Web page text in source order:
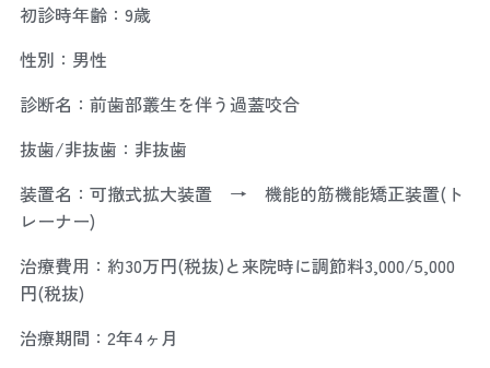
初診時年齢：9歳
性別：男性
診断名：前歯部叢生を伴う過蓋咬合
抜歯/非抜歯：非抜歯
装置名：可撤式拡大装置 → 機能的筋機能矯正装置(ト
レーナー)
治療費用：約30万円(税抜)と来院時に調節料3,000/5,000
円(税抜)
治療期間：2年4ヶ月